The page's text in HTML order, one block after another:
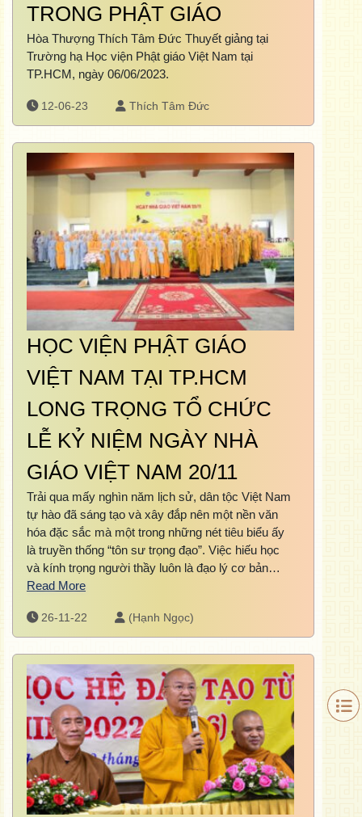
TRONG PHẬT GIÁO
Hòa Thượng Thích Tâm Đức Thuyết giảng tại
Trường hạ Học viện Phật giáo Việt Nam tại
TP.HCM, ngày 06/06/2023.
12-06-23 Thích Tâm Đức
HỌC VIỆN PHẬT GIÁO
VIỆT NAM TẠI TP.HCM
LONG TRỌNG TỔ CHỨC
LỄ KỶ NIỆM NGÀY NHÀ
GIÁO VIỆT NAM 20/11
Trải qua mấy nghìn năm lịch sử, dân tộc Việt Nam
tự hào đã sáng tạo và xây đắp nên một nền văn
hóa đặc sắc mà một trong những nét tiêu biểu ấy
là truyền thống “tôn sư trọng đạo”. Việc hiếu học
và kính trọng người thầy luôn là đạo lý cơ bản…
Read More
26-11-22 (Hạnh Ngọc)